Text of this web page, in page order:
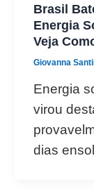
Brasil
Energia
Veja
Giovanna
Energia
virou
dias